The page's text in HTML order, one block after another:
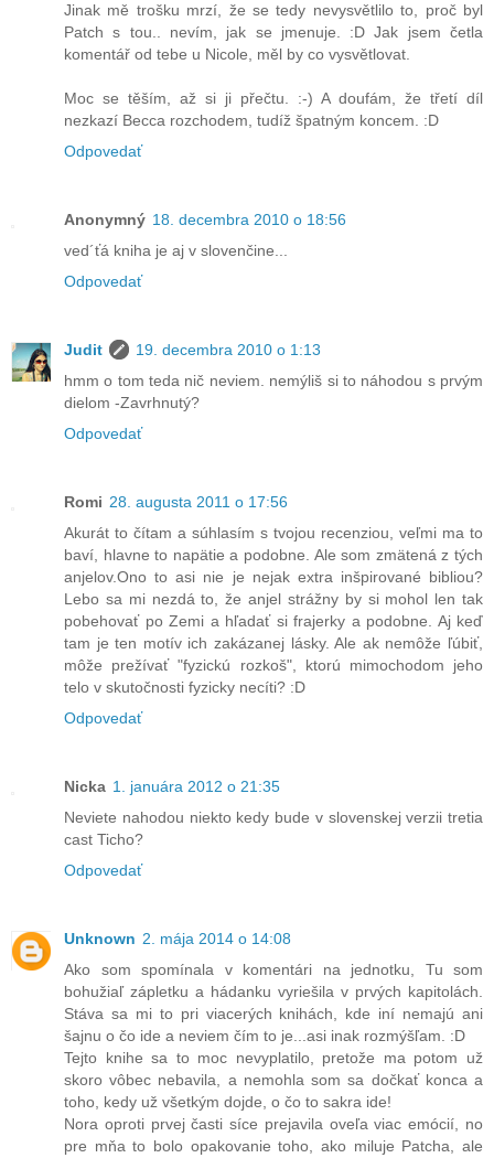
Jinak mě trošku mrzí, že se tedy nevysvětlilo to, proč byl
Patch s tou.. nevím, jak se jmenuje. :D Jak jsem četla
komentář od tebe u Nicole, měl by co vysvětlovat.
Moc se těším, až si ji přečtu. :-) A doufám, že třetí díl
nezkazí Becca rozchodem, tudíž špatným koncem. :D
Odpovedať
Anonymný 18. decembra 2010 o 18:56
ved´ťá kniha je aj v slovenčine...
Odpovedať
Judit
19. decembra 2010 o 1:13
hmm o tom teda nič neviem. nemýliš si to náhodou s prvým
dielom -Zavrhnutý?
Odpovedať
Romi 28. augusta 2011 o 17:56
Akurát to čítam a súhlasím s tvojou recenziou, veľmi ma to
baví, hlavne to napätie a podobne. Ale som zmätená z tých
anjelov.Ono to asi nie je nejak extra inšpirované bibliou?
Lebo sa mi nezdá to, že anjel strážny by si mohol len tak
pobehovať po Zemi a hľadať si frajerky a podobne. Aj keď
tam je ten motív ich zakázanej lásky. Ale ak nemôže ľúbiť,
môže prežívať "fyzickú rozkoš", ktorú mimochodom jeho
telo v skutočnosti fyzicky necíti? :D
Odpovedať
Nicka 1. januára 2012 o 21:35
Neviete nahodou niekto kedy bude v slovenskej verzii tretia
cast Ticho?
Odpovedať
Unknown 2. mája 2014 o 14:08
Ako som spomínala v komentári na jednotku, Tu som
bohužiaľ zápletku a hádanku vyriešila v prvých kapitolách.
Stáva sa mi to pri viacerých knihách, kde iní nemajú ani
šajnu o čo ide a neviem čím to je...asi inak rozmýšľam. :D
Tejto knihe sa to moc nevyplatilo, pretože ma potom už
skoro vôbec nebavila, a nemohla som sa dočkať konca a
toho, kedy už všetkým dojde, o čo to sakra ide!
Nora oproti prvej časti síce prejavila oveľa viac emócií, no
pre mňa to bolo opakovanie toho, ako miluje Patcha, ale